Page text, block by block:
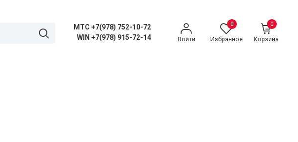
MTC +7(978) 752-10-72
WIN +7(978) 915-72-14
Войти
0
Избранное
0
Корзина